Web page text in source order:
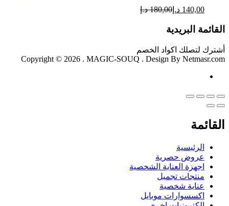
140,00 د.إ 180,00 د.إ
القائمة البريدية
أشترك لتصلك اكواد الخصم
Copyright © 2026 . MAGIC-SOUQ . Design By Netmasr.com
القائمة
الرئيسية
عروض حصرية
اجهزة العناية الشخصية
منتجات تجميل
عناية شخصية
اكسسوارات موبايل